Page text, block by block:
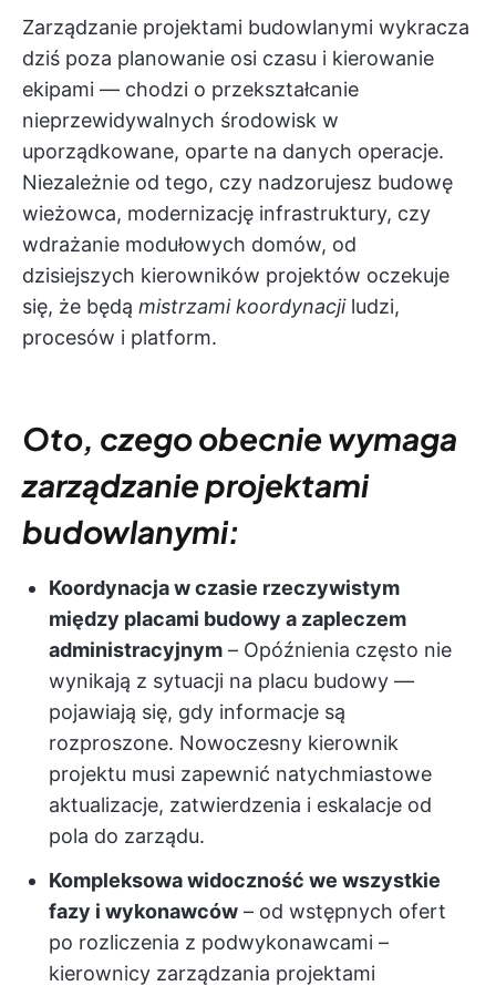
Zarządzanie projektami budowlanymi wykracza
dziś poza planowanie osi czasu i kierowanie
ekipami — chodzi o przekształcanie
nieprzewidywalnych środowisk w
uporządkowane, oparte na danych operacje.
Niezależnie od tego, czy nadzorujesz budowę
wieżowca, modernizację infrastruktury, czy
wdrażanie modułowych domów, od
dzisiejszych kierowników projektów oczekuje
się, że będą mistrzami koordynacjiludzi,
procesów i platform.
Oto, czego obecnie wymaga
zarządzanie projektami
budowlanymi:
Koordynacja w czasie rzeczywistym
między placami budowy a zapleczem
administracyjnym – Opóźnienia często nie
wynikają z sytuacji na placu budowy —
pojawiają się, gdy informacje są
rozproszone. Nowoczesny kierownik
projektu musi zapewnić natychmiastowe
aktualizacje, zatwierdzenia i eskalacje od
pola do zarządu.
Kompleksowa widoczność we wszystkie
fazy i wykonawców – od wstępnych ofert
po rozliczenia z podwykonawcami –
kierownicy zarządzania projektami